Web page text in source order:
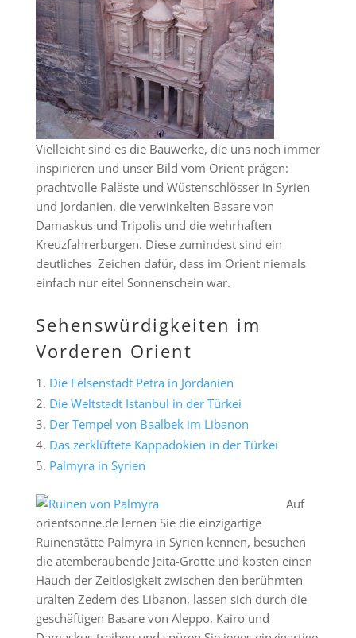
Vielleicht sind es die Bauwerke, die uns noch immer
inspirieren und unser Bild vom Orient prägen:
prachtvolle Paläste und Wüstenschlösser in Syrien
und Jordanien, die verwinkelten Basare von
Damaskus und Tripolis und die wehrhaften
Kreuzfahrerburgen. Diese zumindest sind ein
deutliches Zeichen dafür, dass im Orient niemals
einfach nur eitel Sonnenschein war.
Sehenswürdigkeiten im
Vorderen Orient
Die Felsenstadt Petra in Jordanien
Die Weltstadt Istanbul in der Türkei
Der Tempel von Baalbek im Libanon
Das zerklüftete Kappadokien in der Türkei
Palmyra in Syrien
Auf
orientsonne.de lernen Sie die einzigartige
Ruinenstätte Palmyra in Syrien kennen, besuchen
die atemberaubende Jeita-Grotte und kosten einen
Hauch der Zeitlosigkeit zwischen den berühmten
uralten Zedern des Libanon, lassen sich durch die
geschäftigen Basare von Aleppo, Kairo und